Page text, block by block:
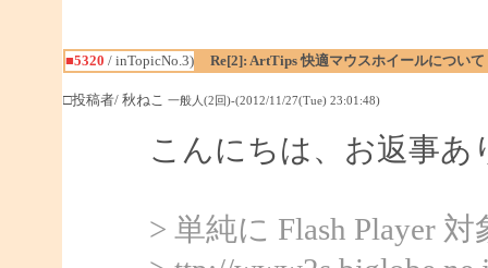
■5320 / inTopicNo.3) Re[2]: ArtTips 快適マウスホイールについて
□投稿者/ 秋ねこ 一般人(2回)-(2012/11/27(Tue) 23:01:48)
こんにちは、お返事
> 単純に Flash Player